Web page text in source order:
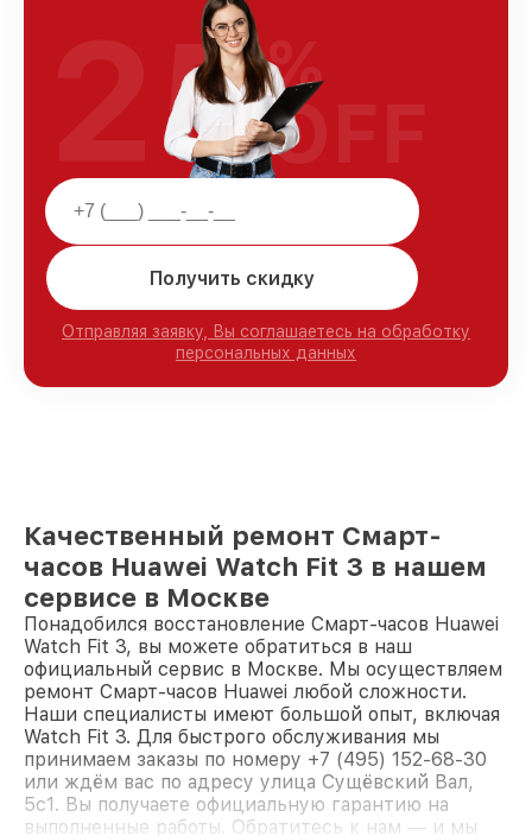
Получить скидку
Отправляя заявку, Вы соглашаетесь на обработку
персональных данных
25%
OFF
Качественный ремонт Смарт-
часов Huawei Watch Fit 3 в нашем
сервисе в Москве
Понадобился восстановление Смарт-часов Huawei
Watch Fit 3, вы можете обратиться в наш
официальный сервис в Москве. Мы осуществляем
ремонт Смарт-часов Huawei любой сложности.
Наши специалисты имеют большой опыт, включая
Watch Fit 3. Для быстрого обслуживания мы
принимаем заказы по номеру +7 (495) 152-68-30
или ждём вас по адресу улица Сущёвский Вал,
5с1. Вы получаете официальную гарантию на
выполненные работы. Обратитесь к нам — и мы